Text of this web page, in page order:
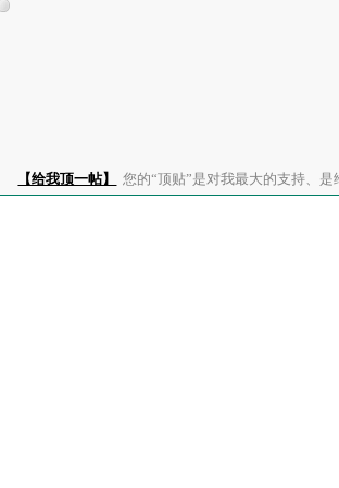
【给我顶一帖】 您的“顶贴”是对我最大的支持、